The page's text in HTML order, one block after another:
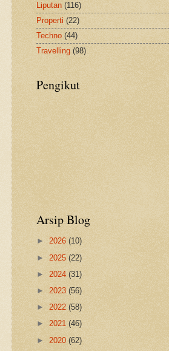
Liputan (116)
Properti (22)
Techno (44)
Travelling (98)
Pengikut
Arsip Blog
► 2026 (10)
► 2025 (22)
► 2024 (31)
► 2023 (56)
► 2022 (58)
► 2021 (46)
► 2020 (62)